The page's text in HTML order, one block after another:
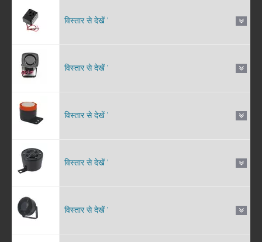
विस्तार से देखें '
विस्तार से देखें '
विस्तार से देखें '
विस्तार से देखें '
विस्तार से देखें '